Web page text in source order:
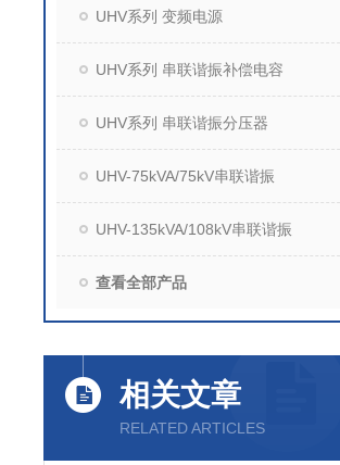
UHV系列 变频电源
UHV系列 串联谐振补偿电容
UHV系列 串联谐振分压器
UHV-75kVA/75kV串联谐振
UHV-135kVA/108kV串联谐振
查看全部产品
相关文章
RELATED ARTICLES